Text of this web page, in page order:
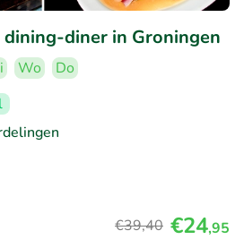
diner in Groningen
Wo
Do
€39,40 €24,95